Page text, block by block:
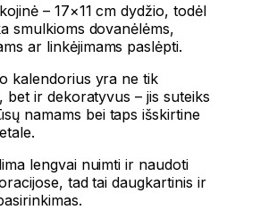
– 17×11 cm dydžio, todėl
smulkioms dovanėlėms,
ar linkėjimams paslėpti.
kalendorius yra ne tik
bet ir dekoratyvus – jis suteiks
namams bei taps išskirtine
lengvai nuimti ir naudoti
tad tai daugkartinis ir